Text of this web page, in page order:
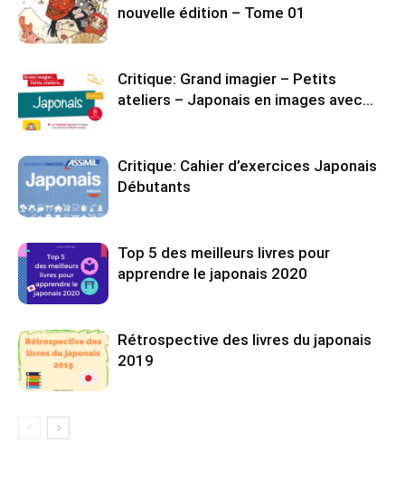
nouvelle édition – Tome 01
Critique: Grand imagier – Petits
ateliers – Japonais en images avec…
Critique: Cahier d’exercices Japonais
Débutants
Top 5 des meilleurs livres pour
apprendre le japonais 2020
Rétrospective des livres du japonais
2019